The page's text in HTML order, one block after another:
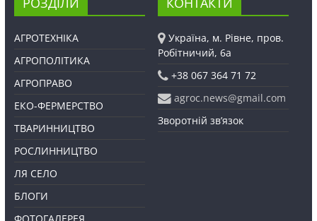
АГРОТЕХНІКА
АГРОПОЛІТИКА
АГРОПРАВО
ЕКО-ФЕРМЕРСТВО
ТВАРИННИЦТВО
РОСЛИННИЦТВО
ЛЯ СЕЛО
БЛОГИ
Україна, м. Рівне, пров.
Робітничий, 6а
+38 067 364 71 72
agroc.news@gmail.com
Зворотній зв’язок